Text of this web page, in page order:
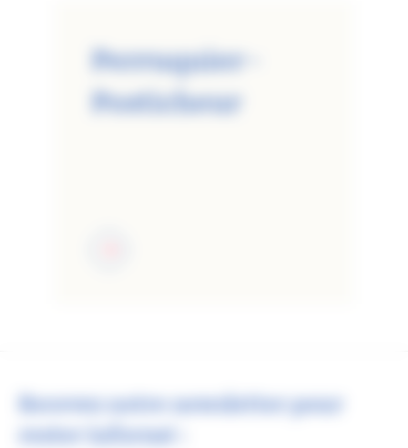
Perruquier -
Posticheur
Recevez notre newsletter pour
rester informé :